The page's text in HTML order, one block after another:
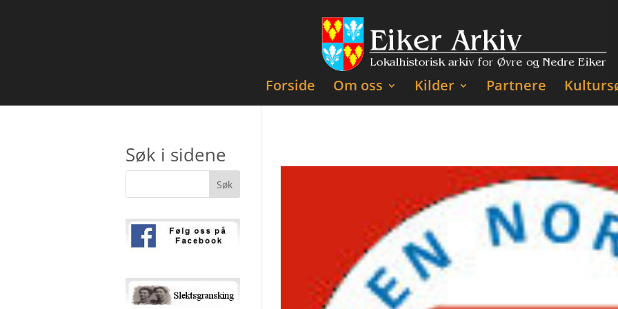
Forside Om oss Kilder Partnere
Søk i sidene